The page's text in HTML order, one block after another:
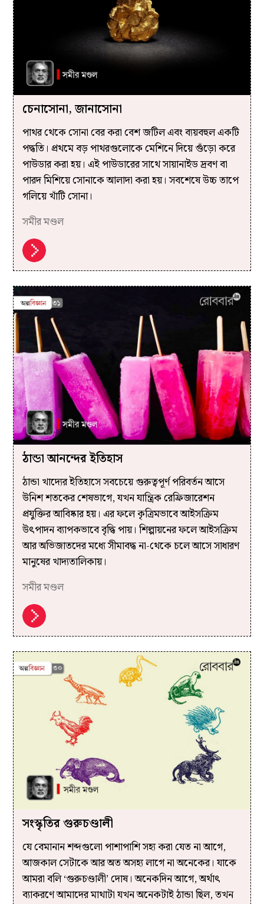
চেনাসোনা, জানাসোনা
পাথর থেকে সোনা বের করা বেশ জটিল এবং ব্যয়বহুল একটি
পদ্ধতি। প্রথমে বড় পাথরগুলোকে মেশিনে দিয়ে গুঁড়ো করে
পাউডার করা হয়। এই পাউডারের সাথে সায়ানাইড দ্রবণ বা
পারদ মিশিয়ে সোনাকে আলাদা করা হয়। সবশেষে উচ্চ তাপে
গলিয়ে খাঁটি সোনা।
সমীর মণ্ডল
ঠান্ডা আনন্দের ইতিহাস
ঠান্ডা খাদ্যের ইতিহাসে সবচেয়ে গুরুত্বপূর্ণ পরিবর্তন আসে
উনিশ শতকের শেষভাগে, যখন যান্ত্রিক রেফ্রিজারেশন
প্রযুক্তির আবিষ্কার হয়। এর ফলে কৃত্রিমভাবে আইসক্রিম
উৎপাদন ব্যাপকভাবে বৃদ্ধি পায়। শিল্পায়নের ফলে আইসক্রিম
আর অভিজাতদের মধ্যে সীমাবদ্ধ না-থেকে চলে আসে সাধারণ
মানুষের খাদ্যতালিকায়।
সমীর মণ্ডল
সংস্কৃতির গুরুচণ্ডালী
যে বেমানান শব্দগুলো পাশাপাশি সহ্য করা যেত না আগে,
আজকাল সেটাকে আর অত অসহ্য লাগে না অনেকের। যাকে
আমরা বলি ‘গুরুচণ্ডালী’ দোষ। অনেকদিন আগে, অর্থাৎ
ব্যাকরণে আমাদের মাথাটা যখন অনেকটাই ঠান্ডা ছিল, তখন